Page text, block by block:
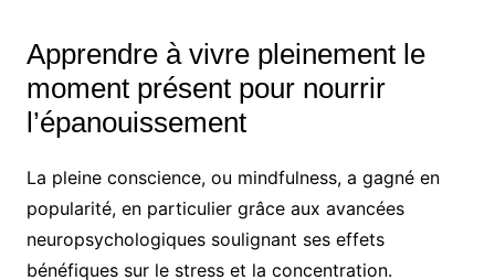
Apprendre à vivre pleinement le
moment présent pour nourrir
l’épanouissement
La pleine conscience, ou mindfulness, a gagné en
popularité, en particulier grâce aux avancées
neuropsychologiques soulignant ses effets
bénéfiques sur le stress et la concentration.